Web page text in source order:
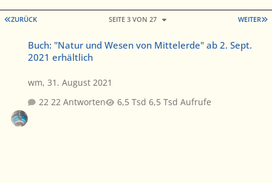
ERSTE SEITE
ZURÜCK WEITER
SEITE 3 VON 27
Buch: "Natur und Wesen von Mittelerde" ab 2. Sept.
2021 erhältlich
wm,31. August 2021
22 Antworten
6,5 Tsd Aufrufe